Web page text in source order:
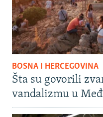
BOSNA I HERCEGOVINA
Šta su govorili
vandalizmu u